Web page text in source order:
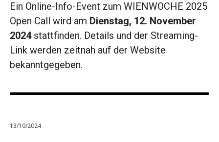
Ein Online-Info-Event zum WIENWOCHE 2025
Open Call wird am Dienstag, 12. November
2024stattfinden. Details und der Streaming-
Link werden zeitnah auf der Website
bekanntgegeben.
13/10/2024